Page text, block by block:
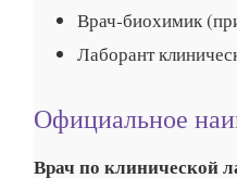
Врач‑биохимик
Лаборант
Официальное
Врач по клинической